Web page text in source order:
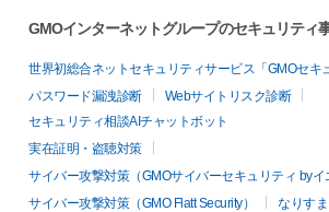
GMOインターネットグループのセキュリティ
世界初総合ネットセキュリティサービス「GMOセキ
パスワード漏洩診断
Webサイトリスク診断
セキュリティ相談AIチャットボット
実在証明・盗聴対策
サイバー攻撃対策（GMOサイバーセキュリティ byイ
サイバー攻撃対策（GMO Flatt Security）
なりす